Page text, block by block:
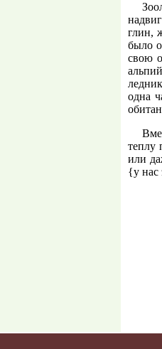
глин,
было
свою
одна
теплу
или
{у нас